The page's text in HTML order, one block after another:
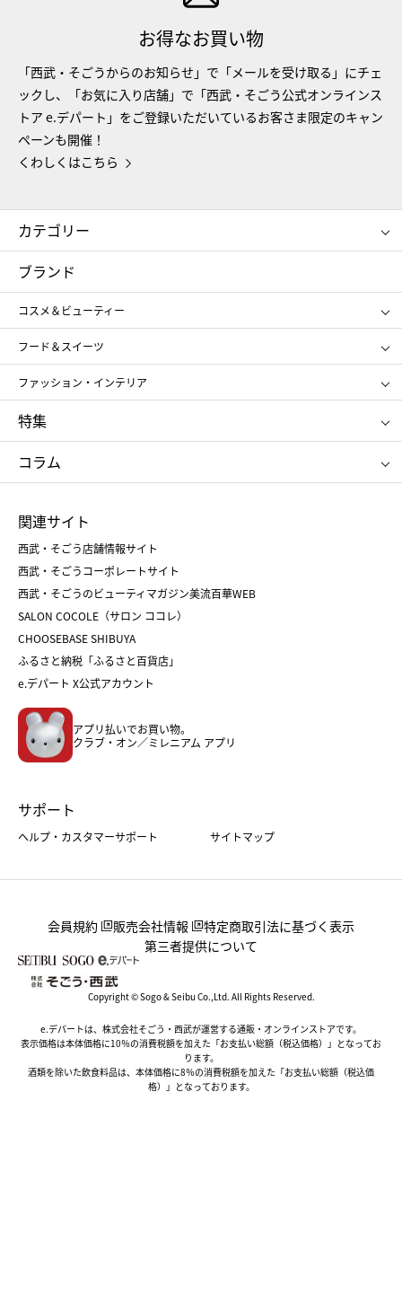
お得なお買い物
「西武・そごうからのお知らせ」で「メールを受け取る」にチェ
ックし、「お気に入り店舗」で「西武・そごう公式オンラインス
トア e.デパート」をご登録いただいているお客さま限定のキャン
ペーンも開催！
くわしくはこちら
カテゴリー
コスメ＆ビューティー
ギフト
レディース
メンズ
スポーツ・アウトドア
お中元
お歳暮
ブランド
コスメ＆ビューティー
SHISEIDO
ポール&ジョー ボーテ
ジルスチュアート
NARS
RMK
クリニーク
SK-Ⅱ
フード＆スイーツ
アンリ・シャルパンティエ
ゴディバ
新宿高野
たねや
ねんりん家
ファッション・インテリア
ポロ ラルフ ローレン
タケオ キクチ
ママ＆キッズ
シュタイフ
特集
お中元
ひな人形
五月人形
父の日
クリスマスケーキ
ホワイトデー
コラム
菓子折り
和菓子
人気のギフト
バレンタイン
ホワイトデー
おせち
フード
ホーム・キッチン＆アート
関連サイト
西武・そごう店舗情報サイト
西武・そごうコーポレートサイト
西武・そごうのビューティマガジン美流百華WEB
SALON COCOLE（サロン ココレ）
CHOOSEBASE SHIBUYA
ふるさと納税「ふるさと百貨店」
e.デパート X公式アカウント
アプリ払いでお買い物。
クラブ・オン／ミレニアム アプリ
サポート
ヘルプ・カスタマーサポート サイトマップ
会員規約 販売会社情報
特定商取引法に基づく表示
第三者提供について
Copyright © Sogo & Seibu Co.,Ltd. All Rights Reserved.
e.デパートは、株式会社そごう・西武が運営する通販・オンラインストアです。
表示価格は本体価格に10％の消費税額を加えた「お支払い総額（税込価格）」となってお
ります。
酒類を除いた飲食料品は、本体価格に8％の消費税額を加えた「お支払い総額（税込価
格）」となっております。